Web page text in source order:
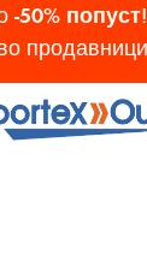
-50% попуст